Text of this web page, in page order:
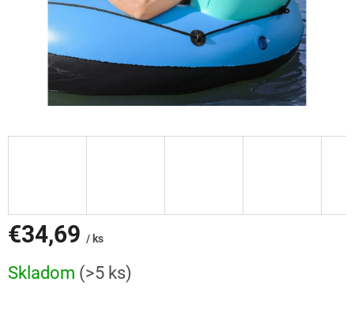
€34,69 / ks
cena:
Skladom (>5 ks)